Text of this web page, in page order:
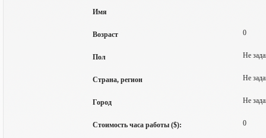
Имя
Возраст 0
Пол Не
Страна, регион Не
Город Не
Стоимость часа работы ($): 0